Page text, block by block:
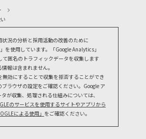
況の分析と採用活動の改善のために
を使用しています。「Google Analytics」
て匿名のトラフィックデータを収集します
報は含まれません。
無効にすることで収集を拒否することができ
ブラウザの設定をご確認ください。Google ア
が収集、処理される仕組みについては、
のサービスを使用するサイトやアプリから
による使用」 をご確認ください。